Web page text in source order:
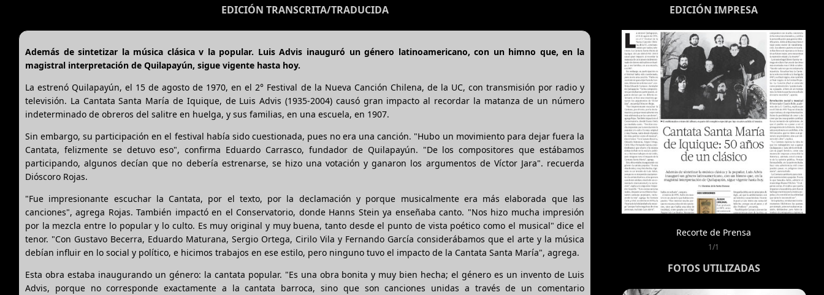
EDICIÓN TRANSCRITA/TRADUCIDA
Además de sintetizar la música clásica v la popular. Luis Advis inauguró un género latinoamericano, con un himno que, en la
magistral interpretación de Quilapayún, sigue vigente hasta hoy.
La estrenó Quilapayún, el 15 de agosto de 1970, en el 2° Festival de la Nueva Canción Chilena, de la UC, con transmisión por radio y
televisión. La Cantata Santa María de Iquique, de Luis Advis (1935-2004) causó gran impacto al recordar la matanza de un número
indeterminado de obreros del salitre en huelga, y sus familias, en una escuela, en 1907.
Sin embargo, su participación en el festival había sido cuestionada, pues no era una canción. "Hubo un movimiento para dejar fuera la
Cantata, felizmente se detuvo eso", confirma Eduardo Carrasco, fundador de Quilapayún. "De los compositores que estábamos
participando, algunos decían que no debería estrenarse, se hizo una votación y ganaron los argumentos de Víctor Jara". recuerda
Dióscoro Rojas.
"Fue impresionante escuchar la Cantata, por el texto, por la declamación y porque musicalmente era más elaborada que las
canciones", agrega Rojas. También impactó en el Conservatorio, donde Hanns Stein ya enseñaba canto. "Nos hizo mucha impresión
por la mezcla entre lo popular y lo culto. Es muy original y muy buena, tanto desde el punto de vista poético como el musical" dice el
tenor. "Con Gustavo Becerra, Eduardo Maturana, Sergio Ortega, Cirilo Vila y Fernando García considerábamos que el arte y la música
debían influir en lo social y político, e hicimos trabajos en ese estilo, pero ninguno tuvo el impacto de la Cantata Santa María", agrega.
Esta obra estaba inaugurando un género: la cantata popular. "Es una obra bonita y muy bien hecha; el género es un invento de Luis
Advis, porque no corresponde exactamente a la cantata barroca, sino que son canciones unidas a través de un comentario
EDICIÓN IMPRESA
Recorte de Prensa
1/1
FOTOS UTILIZADAS